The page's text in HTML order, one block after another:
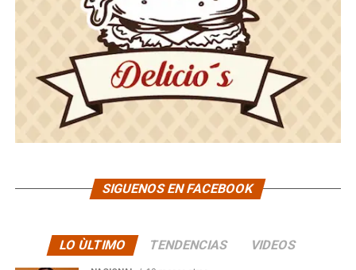
SIGUENOS EN FACEBOOK
LO ÙLTIMO TENDENCIAS VIDEOS